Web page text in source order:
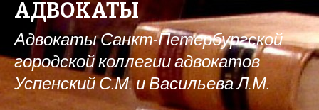
АДВОКАТЫ
Адвокаты Санкт-Петербургской
городской коллегии адвокатов
Успенский С.М. и Васильева Л.М.